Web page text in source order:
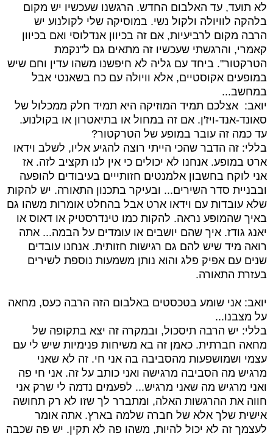
לא תועד, עד האלבום החדש. הרגשנו שעכשיו יש מקום
בלהקה לוויולה ולקול נשי. במוסיקה שלי לקולנוע יש
הרבה מקום לרביעיות, אם זה בכיוון אנדלוסי ואם בכיוון
קאמרי, והרגשתי שעכשיו זה מתאים גם ל"נקמת
הטרקטור". ביחד עם גליה לא חיפשנו משהו עדין וחם שיש
במופעים אקוסטיים, אלא וויולה עם כח בשאנטי אבל
במחשב...
יואב: אצלכם תמיד המוזיקה היא תמיד חלק ממכלול של
סאונד-אנד-ויז'ן. אם זה במחול או בתיאטרון או בקולנוע.
עד כמה זה עובר במופע של הטרקטור?
בללי: זה הדבר שהכי הייתי רוצה להגיע אליו, לשלב וידאו
ארט במופע. אנחנו לא יכולים כי אין לנו תקציב לזה. אז
אני לוקח בחשבון אלמנטים חזותייים בעיבודים להופעה
ובבניית סדר השירים... ובעיקר בתכנון התאורה. יש להקות
שלא עובדות עם וידאו ארט אבל בהחלט אומרות משהו גם
באיך שהמופע נראה. להקות כמו טינדרסטיק או דאוס או
יאנג גודז. איך שהם יושבים או עומדים על הבמה... אתה
רואה מיד שיש להם גם רגישות חזותית. אנחנו עובדים
שנים עם אפיק פלג והוא נותן משמעות נוספת לשירים
בעזרת התאורה.
יואב: אני שומע בטכסטים באלבום הזה הרבה כעס, מחאה
על מצבנו...
בללי: יש הרבה תיסכול, ובמקרה זה יצא בתקופה של
מחאה חברתית. כאמן זה בא משיחות פנימיות שיש לי עם
עצמי ושמושפעות מהסביבה בה אני חי. זה לא שאני
מרגיש מה הסביבה מרגישה ואני כותב על זה. אני חי פה
ואני מרגיש מה שאני מרגיש... לפעמים נדמה לי שרק אני
חווה את ההרגשות האלה, ומתברר לך שזו לא רק תחושה
אישית שלך אלא של חברה שלמה בארץ. אתה אומר
לעצמך זה לא יכול להיות, משהו פה לא תקין. יש פה שכבה